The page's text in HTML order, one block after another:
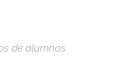
de alumnos